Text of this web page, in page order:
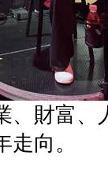
、財富、
向。